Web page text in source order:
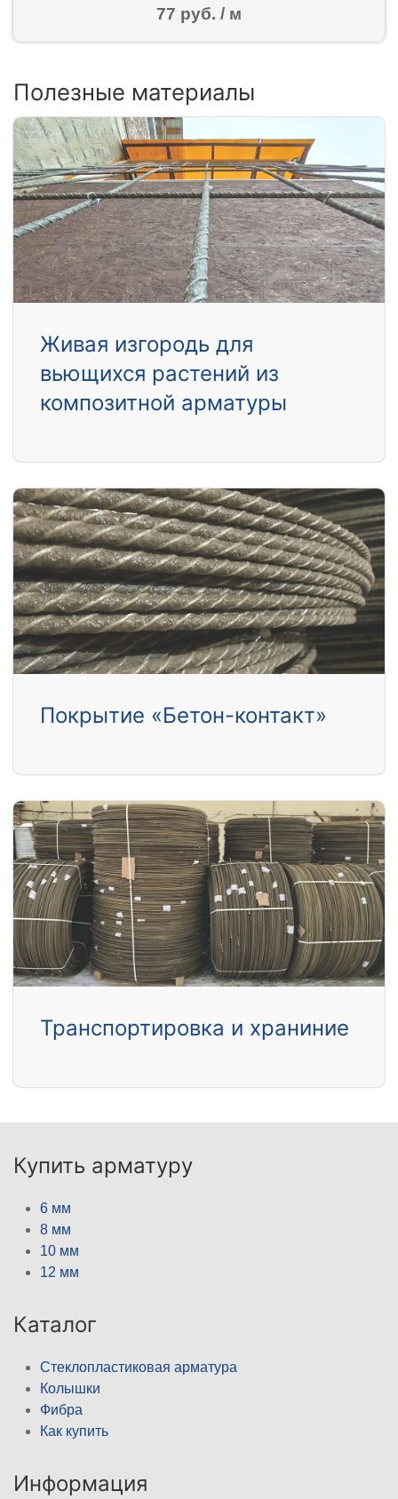
77 руб. / м
Полезные материалы
Живая изгородь для
вьющихся растений из
композитной арматуры
Покрытие «Бетон-контакт»
Транспортировка и храниние
Купить арматуру
6 мм
8 мм
10 мм
12 мм
Каталог
Стеклопластиковая арматура
Колышки
Фибра
Как купить
Информация